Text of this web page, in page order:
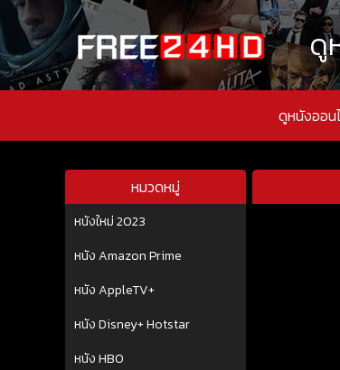
ดู
ดูหนังออน
หมวดหมู่
หนังใหม่ 2023
หนัง Amazon Prime
หนัง AppleTV+
หนัง Disney+ Hotstar
หนัง HBO